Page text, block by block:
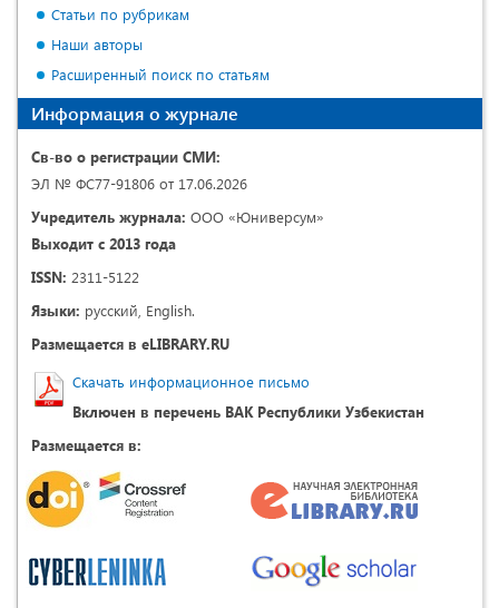
Статьи по рубрикам
Наши авторы
Расширенный поиск по статьям
Информация о журнале
Св-во о регистрации СМИ:
ЭЛ № ФС77-91806 от 17.06.2026
Учредитель журнала: ООО «Юниверсум»
Выходит с 2013 года
ISSN: 2311-5122
Языки: русский, English.
Размещается в eLIBRARY.RU
Скачать информационное письмо
Включен в перечень ВАК Республики Узбекистан
Размещается в: